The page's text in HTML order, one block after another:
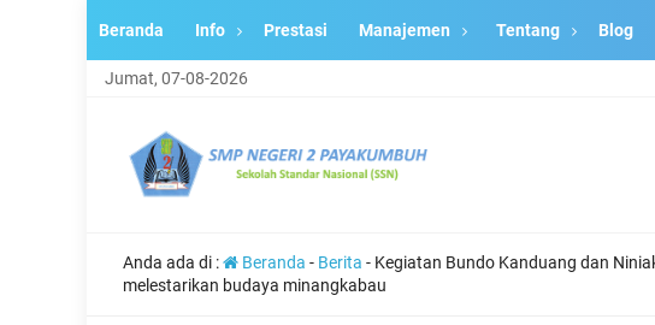
Beranda Info Prestasi Manajemen Tentang Blog
Jumat, 07-08-2026
Anda ada di : Beranda - Berita - Kegiatan Bundo Kanduang dan
melestarikan budaya minangkabau